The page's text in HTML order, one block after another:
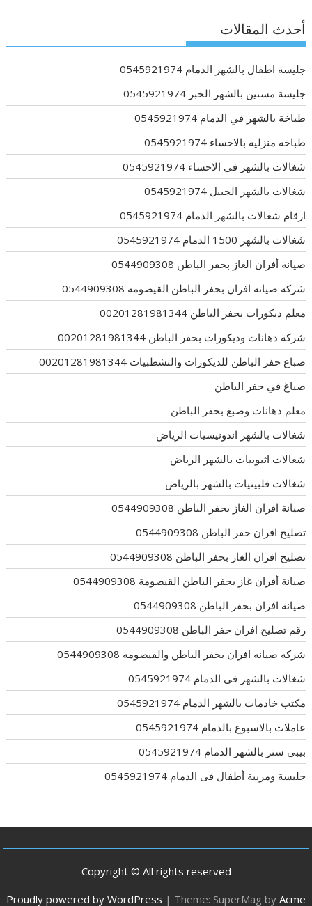
أحدث المقالات
جليسة اطفال بالشهر الدمام 0545921974
جليسة مسنين بالشهر الخبر 0545921974
طباخة بالشهر في الدمام 0545921974
طباخه منزليه بالاحساء 0545921974
شغالات بالشهر في الاحساء 0545921974
شغالات بالشهر الجبيل 0545921974
ارقام شغالات بالشهر الدمام 0545921974
شغالات بالشهر 1500 الدمام 0545921974
صيانة أفران الغاز بحفر الباطن 0544909308
شركه صيانه افران بحفر الباطن القيصومه 0544909308
معلم ديكورات بحفر الباطن 00201281981344
شركة دهانات وديكورات بحفر الباطن 00201281981344
صباغ حفر الباطن للديكورات والتشطبيات 00201281981344
صباغ في حفر الباطن
معلم دهانات وصبغ بحفر الباطن
شغالات بالشهر اندونيسيات الرياض
شغالات اثيوبيات بالشهر الرياض
شغالات فلبينيات بالشهر بالرياض
صيانة افران الغاز بحفر الباطن 0544909308
تصليح افران حفر الباطن 0544909308
تصليح افران الغاز بحفر الباطن 0544909308
صيانة أفران غاز بحفر الباطن القيصومة 0544909308
صيانة افران بحفر الباطن 0544909308
رقم تصليح افران حفر الباطن 0544909308
شركه صيانه افران بحفر الباطن والقيصومه 0544909308
شغالات بالشهر فى الدمام 0545921974
مكتب خادمات بالشهر الدمام 0545921974
عاملات بالاسبوع بالدمام 0545921974
بيبي ستر بالشهر الدمام 0545921974
جليسة ومربية أطفال فى الدمام 0545921974
Copyright © All rights reserved
Proudly powered by WordPress | Theme: SuperMag by Acme